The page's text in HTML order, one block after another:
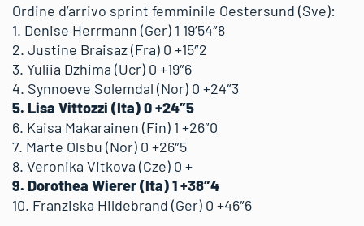
Ordine d’arrivo sprint femminile Oestersund (Sve):
1. Denise Herrmann (Ger) 1 19’54″8
2. Justine Braisaz (Fra) 0 +15″2
3. Yuliia Dzhima (Ucr) 0 +19″6
4. Synnoeve Solemdal (Nor) 0 +24″3
5. Lisa Vittozzi (Ita) 0 +24″5
6. Kaisa Makarainen (Fin) 1 +26″0
7. Marte Olsbu (Nor) 0 +26″5
8. Veronika Vitkova (Cze) 0 +
9. Dorothea Wierer (Ita) 1 +38″4
10. Franziska Hildebrand (Ger) 0 +46″6